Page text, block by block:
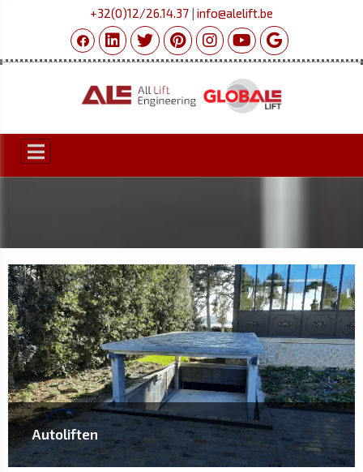
+32(0)12/26.14.37 | info@alelift.be
NIEUWS
Autoliften